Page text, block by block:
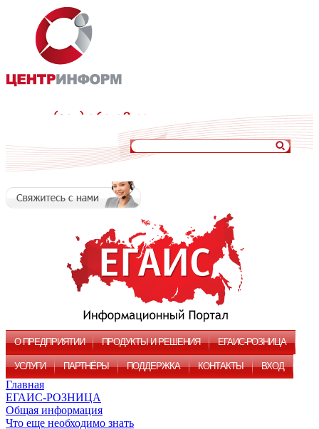
О ПРЕДПРИЯТИИ ПРОДУКТЫ И РЕШЕНИЯ ЕГАИС-РОЗНИЦА
УСЛУГИ ПАРТНЁРЫ ПОДДЕРЖКА КОНТАКТЫ ВХОД
Главная
ЕГАИС-РОЗНИЦА
Общая информация
Что еще необходимо знать